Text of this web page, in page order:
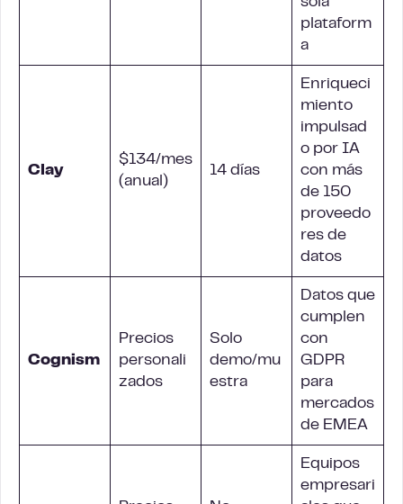
plataform
a
Clay
$134/mes
(anual)
14 días
Enriqueci
miento
impulsad
o por IA
con más
de 150
proveedo
res de
datos
Cognism
Precios
personali
zados
Solo
demo/mu
estra
Datos que
cumplen
con
GDPR
para
mercados
de EMEA
Equipos
empresari